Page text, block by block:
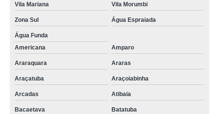
Vila Mariana Vila Morumbi
Zona Sul Água Espraiada
Água Funda
Americana
Amparo
Araraquara Araras
Araçatuba Araçoiabinha
Arcadas Atibaia
Bacaetava Batatuba